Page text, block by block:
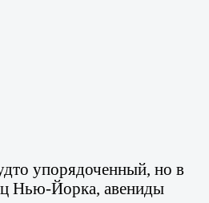
упорядоченный, но в
Нью-Йорка, авениды